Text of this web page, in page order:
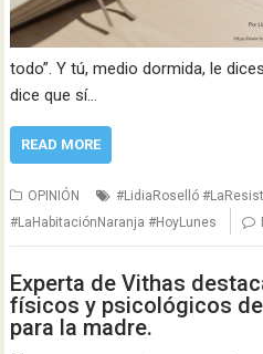
todo”. Y tú, medio dormida, le
dice que sí…
READ MORE
OPINIÓN
#LidiaRoselló
#LaHabitaciónNaranja #HoyLunes
Experta de Vithas
físicos y psicológicos
para la madre.